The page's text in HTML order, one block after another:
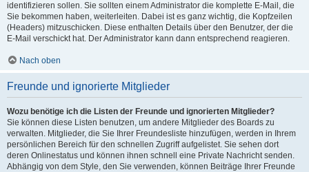
identifizieren sollen. Sie sollten einem Administrator die komplette E-Mail, die
Sie bekommen haben, weiterleiten. Dabei ist es ganz wichtig, die Kopfzeilen
(Headers) mitzuschicken. Diese enthalten Details über den Benutzer, der die
E-Mail verschickt hat. Der Administrator kann dann entsprechend reagieren.
Nach oben
Freunde und ignorierte Mitglieder
Wozu benötige ich die Listen der Freunde und ignorierten Mitglieder?
Sie können diese Listen benutzen, um andere Mitglieder des Boards zu
verwalten. Mitglieder, die Sie Ihrer Freundesliste hinzufügen, werden in Ihrem
persönlichen Bereich für den schnellen Zugriff aufgelistet. Sie sehen dort
deren Onlinestatus und können ihnen schnell eine Private Nachricht senden.
Abhängig von dem Style, den Sie verwenden, können Beiträge Ihrer Freunde